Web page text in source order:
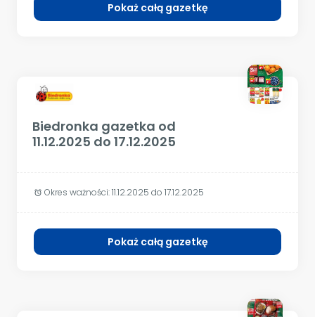
Pokaż całą gazetkę
Biedronka gazetka od
11.12.2025 do 17.12.2025
alarm Okres ważności:11.12.2025 do 17.12.2025
Pokaż całą gazetkę